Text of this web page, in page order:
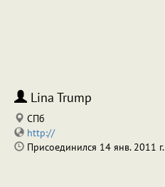
Lina Trump
СПб
http://
Присоединился 14 янв. 2011 г.